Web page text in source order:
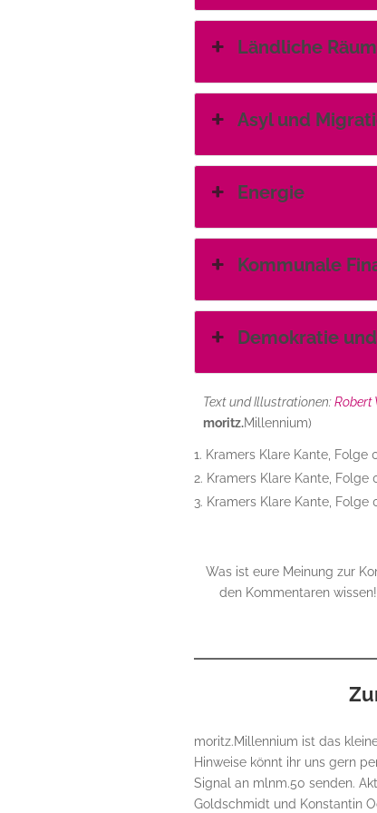
Ländliche
Asyl und
Energie
Kommunale
Demokratie
Text und Illustrationen:Robert
moritz.Millennium)
Kramers Klare Kante, Folge
Kramers Klare Kante, Folge
Kramers Klare Kante, Folge
Was ist eure Meinung zur
den Kommentaren
moritz.Millennium ist das
Hinweise könnt ihr uns gern
Signal an mlnm.50 senden.
Goldschmidt und Konstantin